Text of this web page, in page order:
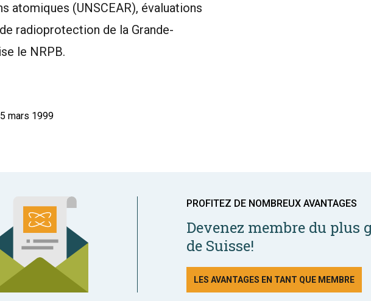
atomiques (UNSCEAR), évaluations
radioprotection de la Grande-
le NRPB.
mars 1999
PROFITEZ DE NOMBREUX AVANTAGES
Devenez membre du plus
de Suisse!
LES AVANTAGES EN TANT QUE MEMBRE